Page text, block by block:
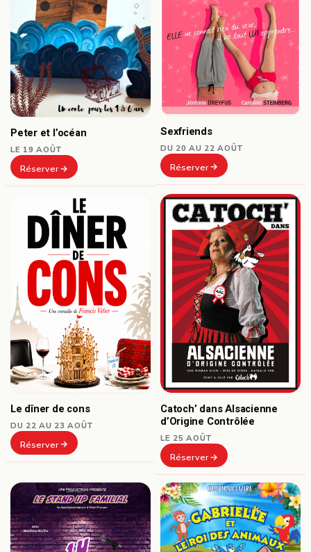
Peter et l’océan
LE 19 AOÛT
Réserver
Sexfriends
DU 20 AU 22 AOÛT
Réserver
Le dîner de cons
DU 22 AU 23 AOÛT
Réserver
Catoch’ dans Alsacienne
d’Origine Contrôlée
LE 25 AOÛT
Réserver